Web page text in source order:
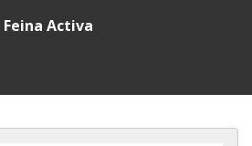
Feina Activa